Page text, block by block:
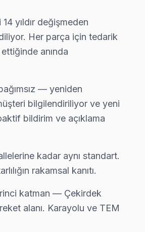
yeniliyor.
yıldır değişmeden
Her parça için tedarik
anında
— yeniden
bilgilendiriliyor ve yeni
bildirim ve açıklama
kadar aynı standart.
rakamsal kanıtı.
katman — Çekirdek
alanı. Karayolu ve TEM